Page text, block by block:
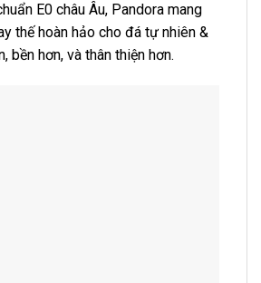
E0 châu Âu, Pandora mang
thế hoàn hảo cho đá tự nhiên &
bền hơn, và thân thiện hơn.